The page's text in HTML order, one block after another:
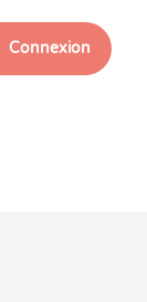
Connexion